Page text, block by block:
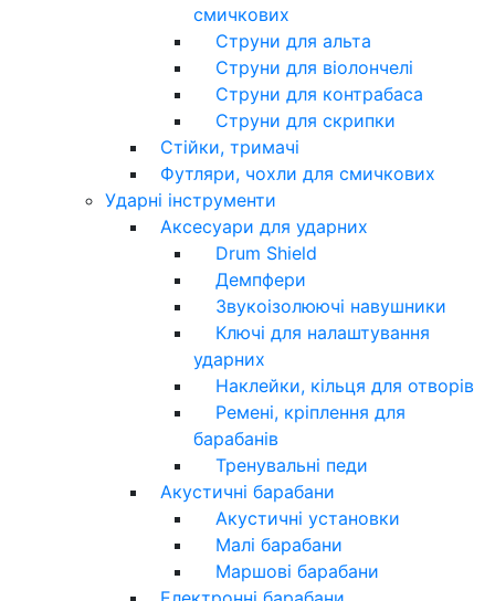
смичкових
Струни для альта
Струни для віолончелі
Струни для контрабаса
Струни для скрипки
Стійки, тримачі
Футляри, чохли для смичкових
Ударні інструменти
Аксесуари для ударних
Drum Shield
Демпфери
Звукоізолюючі навушники
Ключі для налаштування
ударних
Наклейки, кільця для отворів
Ремені, кріплення для
барабанів
Тренувальні педи
Акустичні барабани
Акустичні установки
Малі барабани
Маршові барабани